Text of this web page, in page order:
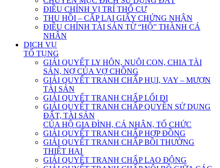
ĐIỀU CHỈNH VỊ TRÍ THỔ CƯ
THU HỒI – CẤP LẠI GIẤY CHỨNG NHẬN
ĐIỀU CHỈNH TÀI SẢN TỪ “HỘ” THÀNH CÁ
NHÂN
DỊCH VỤ
TỐ TỤNG
GIẢI QUYẾT LY HÔN, NUÔI CON, CHIA TÀI
SẢN, NỢ CỦA VỢ CHỒNG
GIẢI QUYẾT TRANH CHẤP HỤI, VAY – MƯỢN
TÀI SẢN
GIẢI QUYẾT TRANH CHẤP LỐI ĐI
GIẢI QUYẾT TRANH CHẤP QUYỀN SỬ DỤNG
ĐẤT, TÀI SẢN
CỦA HỘ GIA ĐÌNH, CÁ NHÂN, TỔ CHỨC
GIẢI QUYẾT TRANH CHẤP HỢP ĐỒNG
GIẢI QUYẾT TRANH CHẤP BỒI THƯỜNG
THIỆT HẠI
GIẢI QUYẾT TRANH CHẤP LAO ĐỘNG